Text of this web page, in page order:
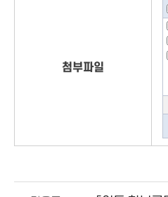
첨부파일